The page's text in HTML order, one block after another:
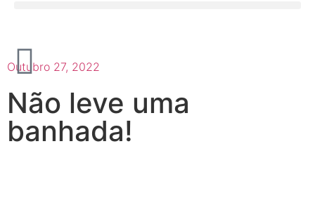
Outubro 27, 2022
Não leve uma
banhada!